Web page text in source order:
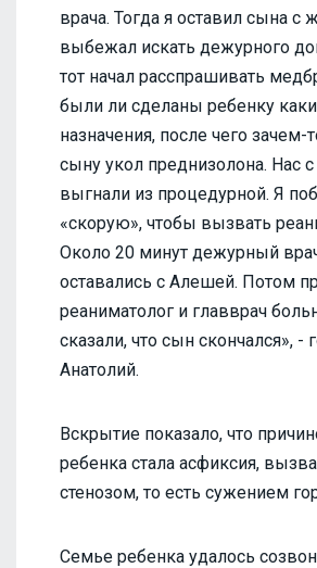
врача. Тогда я оставил сына с
выбежал искать дежурного
тот начал расспрашивать
были ли сделаны ребенку
назначения, после чего зачем-
сыну укол преднизолона. Нас
выгнали из процедурной. Я
«скорую», чтобы вызвать
Около 20 минут дежурный
оставались с Алешей. Потом
реаниматолог и главврач
сказали, что сын скончался», -
Анатолий.
Вскрытие показало, что
ребенка стала асфиксия,
стенозом, то есть сужением
Семье ребенка удалось